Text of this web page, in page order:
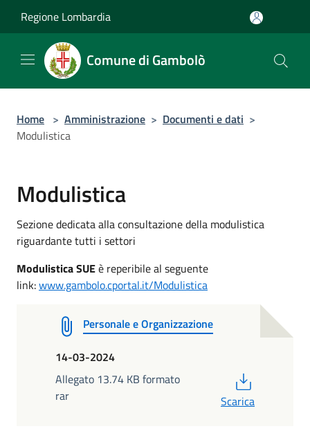
Regione Lombardia
Comune di Gambolò
Home > Amministrazione > Documenti e dati >
Modulistica
Modulistica
Sezione dedicata alla consultazione della modulistica
riguardante tutti i settori
Modulistica SUEè reperibile al seguente
link:www.gambolo.cportal.it/Modulistica
Personale e Organizzazione
14-03-2024
Allegato 13.74 KB formato
rar
Scarica